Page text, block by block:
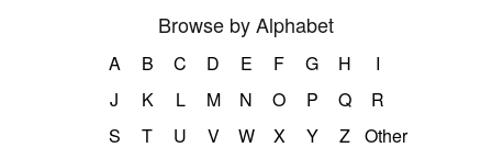
Browse by Alphabet
A B C D E F G H
I
J
K L M N O P Q
R
S
T U V W X Y Z Other